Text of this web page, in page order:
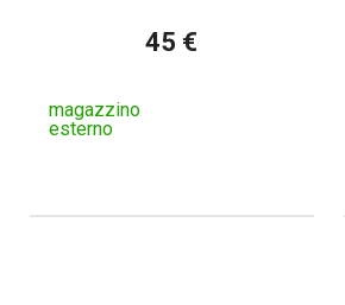
45 €
magazzino
esterno